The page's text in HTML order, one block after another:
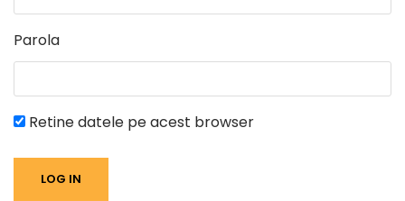
Parola
Retine datele pe acest browser